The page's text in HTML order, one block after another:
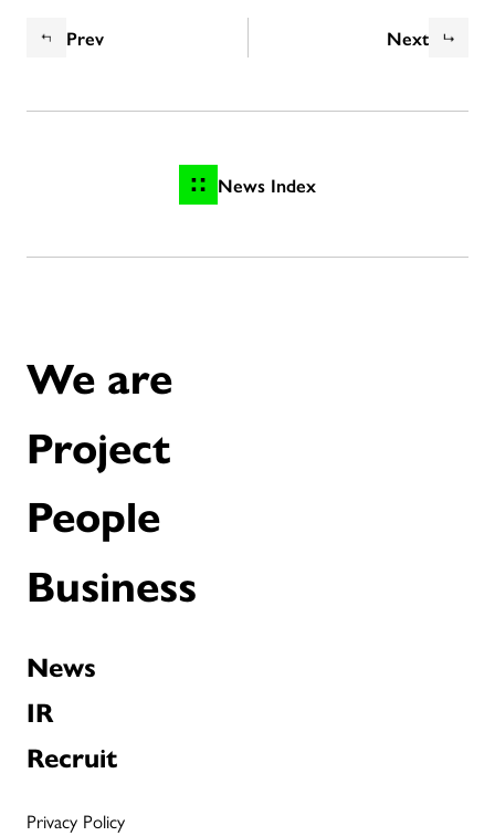
Prev Next
News Index
We are
Project
People
Business
News
IR
Recruit
Privacy Policy